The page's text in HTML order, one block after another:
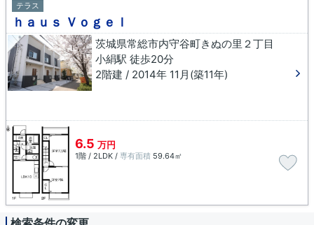
テラス
ｈａｕｓ Ｖｏｇｅｌ
茨城県常総市内守谷町きぬの里２丁目
小絹駅 徒歩20分
2階建 / 2014年 11月(築11年)
6.5 万円
1階 / 2LDK / 専有面積 59.64㎡